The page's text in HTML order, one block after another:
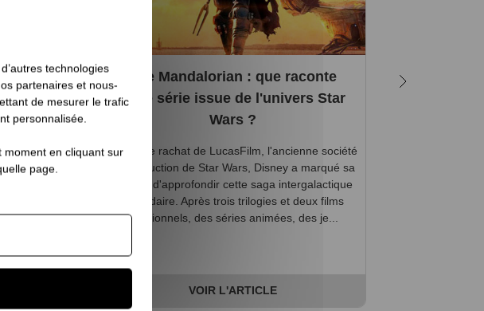
geeks
Noël ?
Geek ?
Pause
soyez à l...
The Mandalorian : que raconte
cette série issue de l'univers Star
Wars ?
Depuis le rachat de LucasFilm, l'ancienne société
de production de Star Wars, Disney a marqué sa
volonté d'approfondir cette saga intergalactique
légendaire. Après trois trilogies et deux films
additionnels, des séries animées, des je...
VOIR L'ARTICLE
5 bonnes
technologies
partenaires et nous-
de mesurer le trafic
personnalisée.
moment en cliquant sur
page.